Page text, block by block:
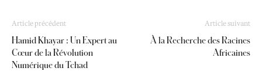
Article précédent
Hamid Khayar : Un Expert au
Cœur de la Révolution
Numérique du Tchad
Article suivant
À la Recherche des Racines
Africaines